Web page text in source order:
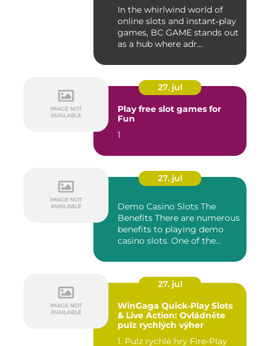
In the whirlwind world of
online slots and instant‑play
games, BC GAME stands out
as a hub where adr...
27. jul
Play free slot games for
Fun
1
27. jul
Demo Casino Slots The
Benefits There are numerous
benefits to playing demo
casino slots. One of the...
27. jul
WinGaga Quick‑Play Slots
& Live Action: Ovládněte
pulz rychlých výher
1. Pulz rychlé hry Fire‑Play